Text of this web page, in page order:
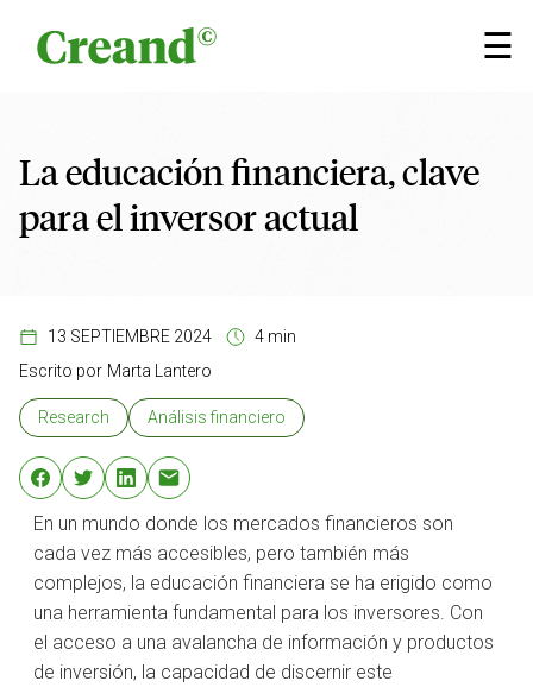
☰
×
La educación financiera, clave
para el inversor actual
13 SEPTIEMBRE 2024
4 min
Escrito por Marta Lantero
Research Análisis financiero
En un mundo donde los mercados financieros son
cada vez más accesibles, pero también más
complejos, la educación financiera se ha erigido como
una herramienta fundamental para los inversores. Con
el acceso a una avalancha de información y productos
de inversión, la capacidad de discernir este